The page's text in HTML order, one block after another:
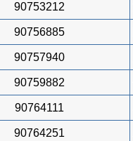
90753212
90756885
90757940
90759882
90764111
90764251